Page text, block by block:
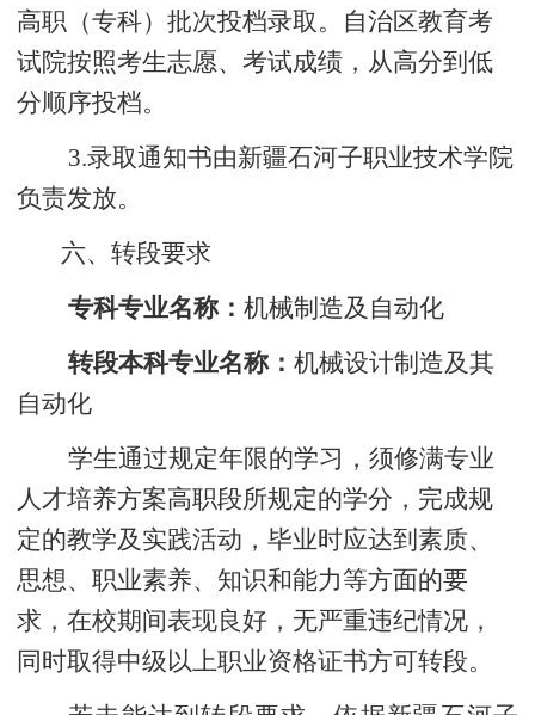
高职（专科）批次投档录取。自治区教育考
试院按照考生志愿、考试成绩，从高分到低
分顺序投档。
3.录取通知书由新疆石河子职业技术学院
负责发放。
六、转段要求
专科专业名称：机械制造及自动化
转段本科专业名称：机械设计制造及其
自动化
学生通过规定年限的学习，须修满专业
人才培养方案高职段所规定的学分，完成规
定的教学及实践活动，毕业时应达到素质、
思想、职业素养、知识和能力等方面的要
求，在校期间表现良好，无严重违纪情况，
同时取得中级以上职业资格证书方可转段。